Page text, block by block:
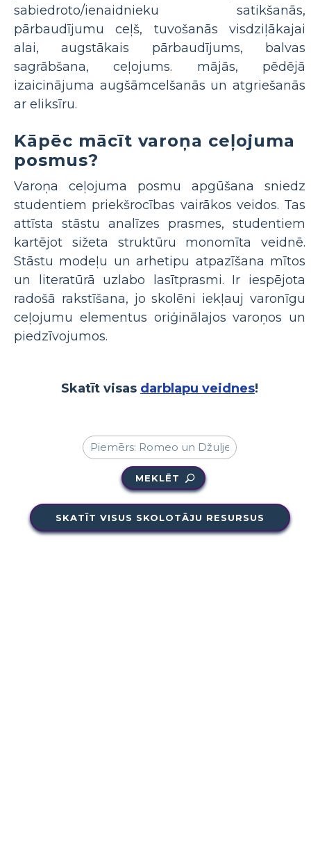
sabiedroto/ienaidnieku satikšanās,
pārbaudījumu ceļš, tuvošanās visdziļākajai
alai, augstākais pārbaudījums, balvas
sagrābšana, ceļojums. mājās, pēdējā
izaicinājuma augšāmcelšanās un atgriešanās
ar eliksīru.
Kāpēc mācīt varoņa ceļojuma
posmus?
Varoņa ceļojuma posmu apgūšana sniedz
studentiem priekšrocības vairākos veidos. Tas
attīsta stāstu analīzes prasmes, studentiem
kartējot sižeta struktūru monomīta veidnē.
Stāstu modeļu un arhetipu atpazīšana mītos
un literatūrā uzlabo lasītprasmi. Ir iespējota
radošā rakstīšana, jo skolēni iekļauj varonīgu
ceļojumu elementus oriģinālajos varoņos un
piedzīvojumos.
Skatīt visas darblapu veidnes!
MEKLĒT
SKATĪT VISUS SKOLOTĀJU RESURSUS